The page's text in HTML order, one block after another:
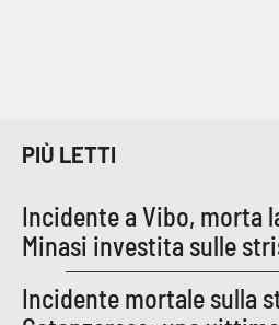
Lacapitalenews.it
Ilreggino.it
PIÙ LETTI
Incidente a Vibo, morta
Minasi investita sulle
Incidente mortale sulla